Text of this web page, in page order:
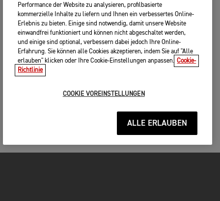
Performance der Website zu analysieren, profilbasierte
kommerzielle Inhalte zu liefern und Ihnen ein verbessertes Online-
Erlebnis zu bieten. Einige sind notwendig, damit unsere Website
einwandfrei funktioniert und können nicht abgeschaltet werden,
und einige sind optional, verbessern dabei jedoch Ihre Online-
Erfahrung. Sie können alle Cookies akzeptieren, indem Sie auf "Alle
erlauben" klicken oder Ihre Cookie-Einstellungen anpassen. Cookie-
Richtlinie
COOKIE VOREINSTELLUNGEN
ALLE ERLAUBEN